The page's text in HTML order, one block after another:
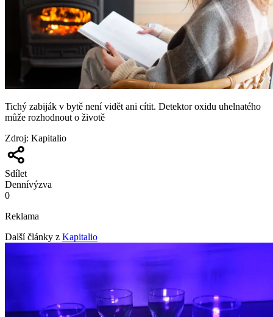
Tichý zabiják v bytě není vidět ani cítit. Detektor oxidu uhelnatého
může rozhodnout o životě
Zdroj: Kapitalio
Sdílet
Dennívýzva
0
Reklama
Další články z Kapitalio